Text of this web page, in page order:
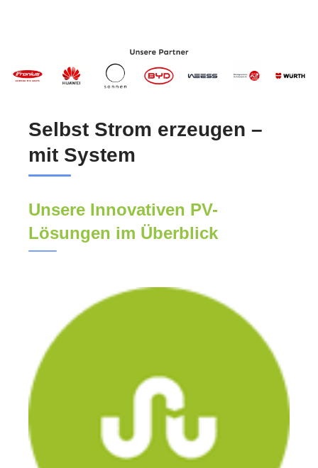
Selbst Strom erzeugen –
mit System
Unsere Innovativen PV-
Lösungen im Überblick